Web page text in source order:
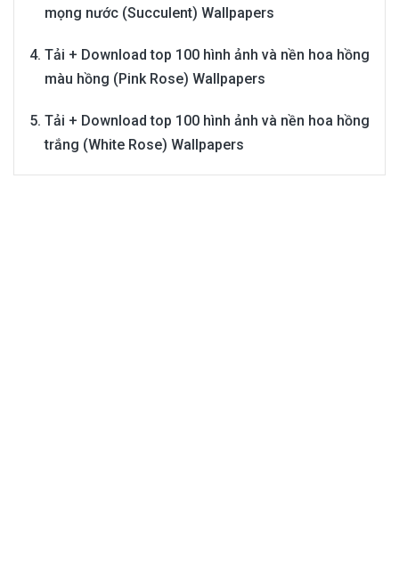
mọng nước (Succulent) Wallpapers
Tải + Download top 100 hình ảnh và nền hoa hồng
màu hồng (Pink Rose) Wallpapers
Tải + Download top 100 hình ảnh và nền hoa hồng
trắng (White Rose) Wallpapers